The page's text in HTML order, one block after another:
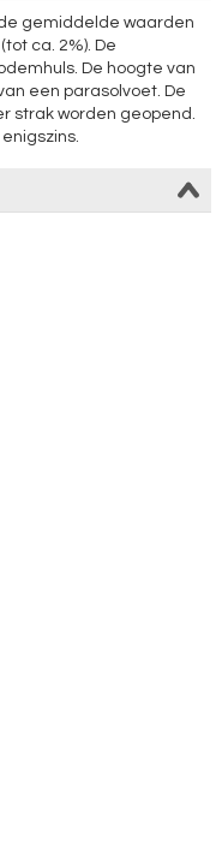
gemiddelde waarden
ca. 2%). De
De hoogte van
een parasolvoet. De
strak worden geopend.